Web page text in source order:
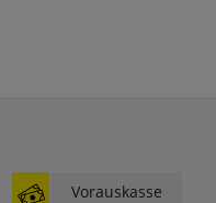
Vorauskasse